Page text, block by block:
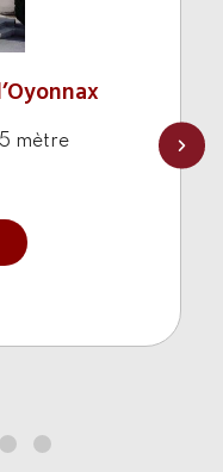
mètre
de « Poilu » du
d’Oyonnax
zinc et
aux morts